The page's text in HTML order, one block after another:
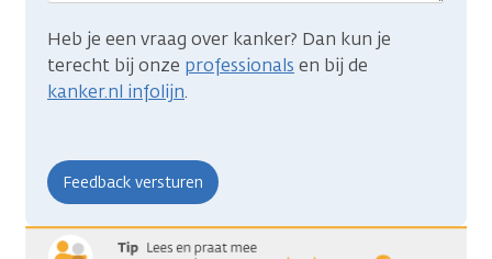
Heb je een vraag over kanker? Dan kun je
terecht bij onze professionals en bij de
kanker.nl infolijn.